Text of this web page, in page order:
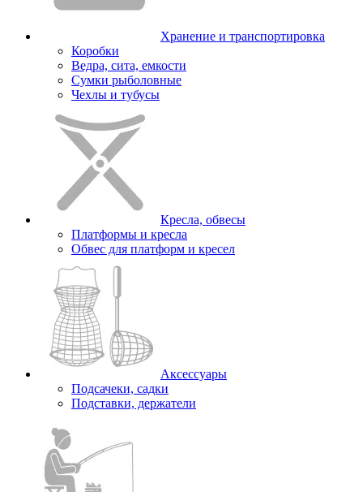
Хранение и транспортировка
Коробки
Ведра, сита, емкости
Сумки рыболовные
Чехлы и тубусы
Кресла, обвесы
Платформы и кресла
Обвес для платформ и кресел
Аксессуары
Подсачеки, садки
Подставки, держатели